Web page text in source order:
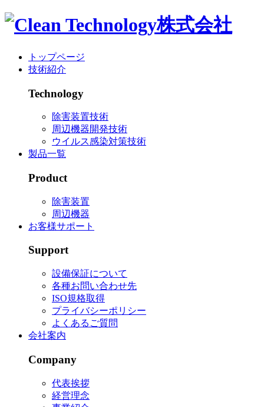
トップページ
技術紹介
Technology
除害装置技術
周辺機器開発技術
ウイルス感染対策技術
製品一覧
Product
除害装置
周辺機器
お客様サポート
Support
設備保証について
各種お問い合わせ先
ISO規格取得
プライバシーポリシー
よくあるご質問
会社案内
Company
代表挨拶
経営理念